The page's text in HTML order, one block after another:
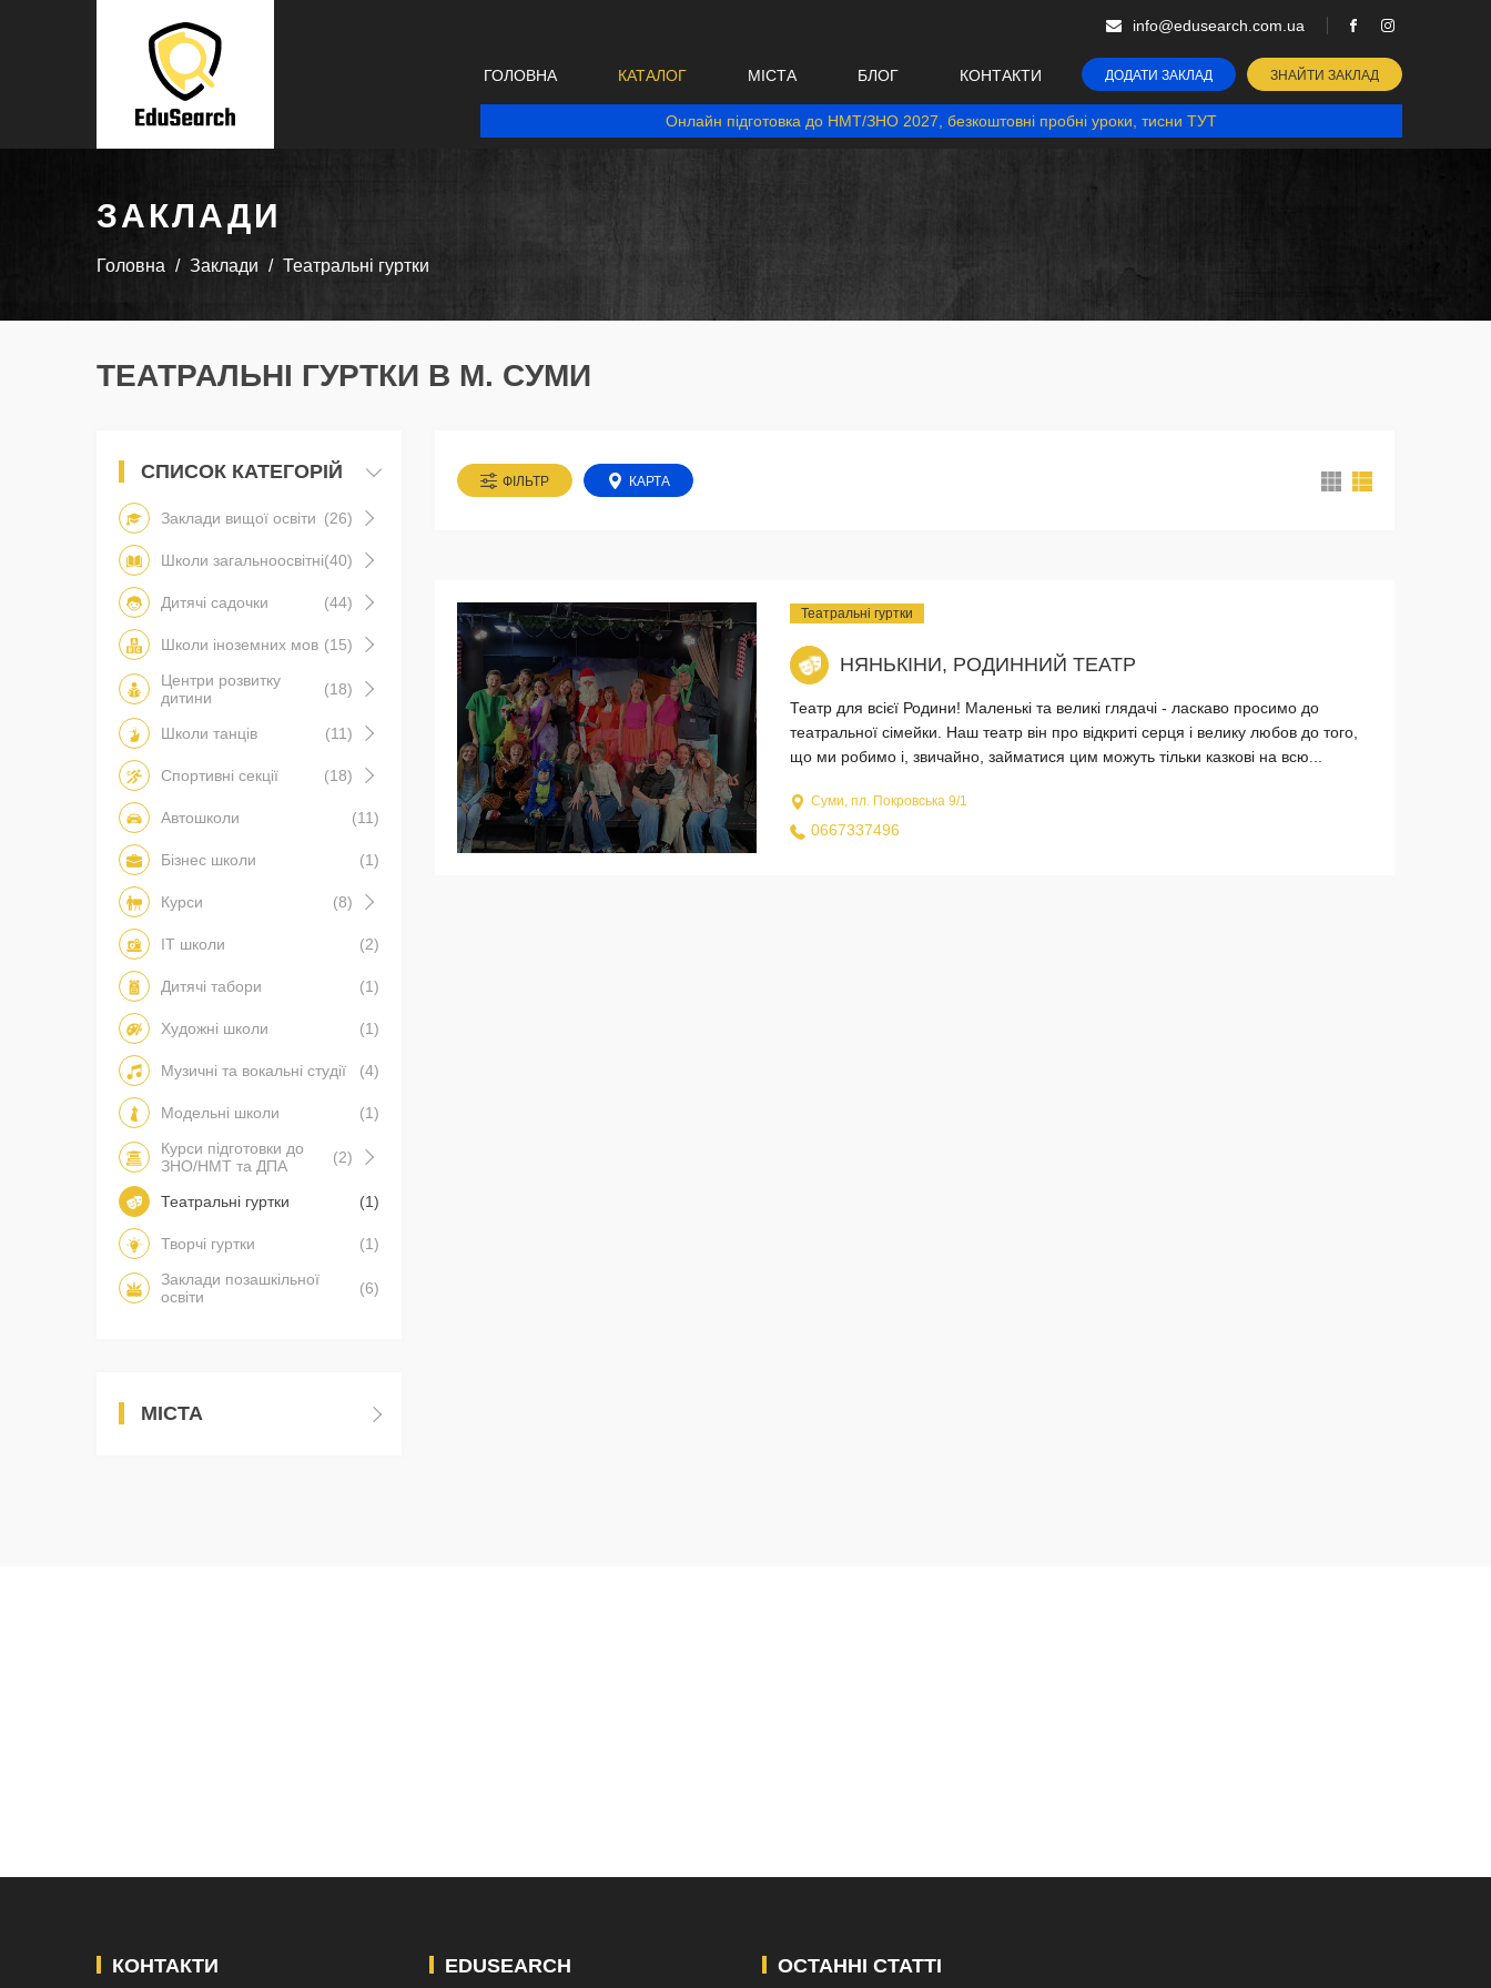
info@edusearch.com.ua
ГОЛОВНА КАТАЛОГ МІСТА БЛОГ КОНТАКТИ ДОДАТИ ЗАКЛАД ЗНАЙТИ ЗАКЛАД
Онлайн підготовка до НМТ/ЗНО 2027, безкоштовні пробні уроки, тисни ТУТ
ЗАКЛАДИ
Головна Заклади Театральні гуртки
ТЕАТРАЛЬНІ ГУРТКИ В М. СУМИ
ФІЛЬТР КАРТА
Театральні гуртки
НЯНЬКІНИ, РОДИННИЙ ТЕАТР
Театр для всієї Родини! Маленькі та великі глядачі - ласкаво просимо до
театральної сімейки. Наш театр він про відкриті серця і велику любов до того,
що ми робимо і, звичайно, займатися цим можуть тільки казкові на всю...
Суми, пл. Покровська 9/1
0667337496
СПИСОК КАТЕГОРІЙ
Заклади вищої освіти (26)
Школи загальноосвітні(40)
Дитячі садочки (44)
Школи іноземних мов (15)
Центри розвитку
дитини
(18)
Школи танців (11)
Спортивні секції (18)
Автошколи (11)
Бізнес школи (1)
Курси (8)
IT школи (2)
Дитячі табори (1)
Художні школи (1)
Музичні та вокальні студії (4)
Модельні школи
(1)
Курси підготовки до
ЗНО/НМТ та ДПА
(2)
Театральні гуртки (1)
Творчі гуртки
(1)
Заклади позашкільної
освіти
(6)
МІСТА
КОНТАКТИ EDUSEARCH ОСТАННІ СТАТТІ